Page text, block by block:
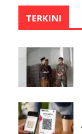
TERKINI